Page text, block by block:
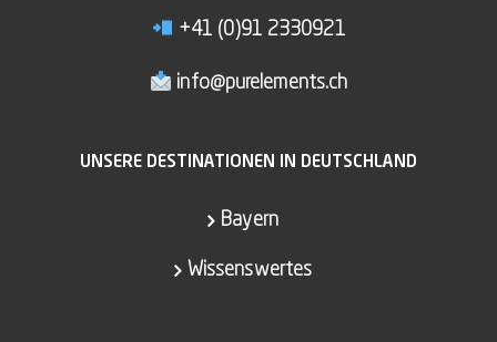
+41 (0)91 2330921
info@purelements.ch
UNSERE DESTINATIONEN IN DEUTSCHLAND
Bayern
Wissenswertes